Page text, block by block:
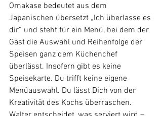
Omakase bedeutet aus dem
Japanischen übersetzt „Ich überlasse es
dir“ und steht für ein Menü, bei dem der
Gast die Auswahl und Reihenfolge der
Speisen ganz dem Küchenchef
überlässt. Insofern gibt es keine
Speisekarte. Du trifft keine eigene
Menüauswahl. Du lässt Dich von der
Kreativität des Kochs überraschen.